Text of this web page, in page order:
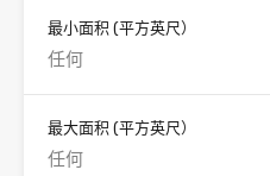
最小面积 (平方英尺）
最大面积 (平方英尺）